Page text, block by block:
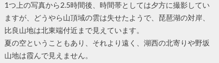
1つ上の写真から2.5時間後、時間帯としては夕方に撮影してい
ますが、どうやら山頂域の雲は失せたようで、琵琶湖の対岸、
比良山地は北東端付近まで見えています。
夏の空ということもあり、それより遠く、湖西の北寄りや野坂
山地は霞んで見えません。